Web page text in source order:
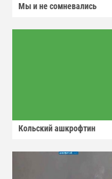
Мы и не сомневались
Кольский ашкрофтин